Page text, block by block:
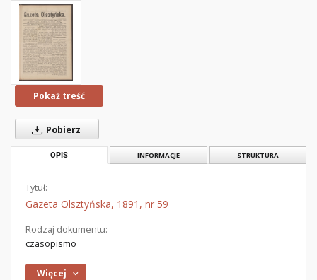
Pokaż treść
Pobierz
OPIS INFORMACJE STRUKTURA
Tytuł:
Gazeta Olsztyńska, 1891, nr 59
Rodzaj dokumentu:
czasopismo
Więcej